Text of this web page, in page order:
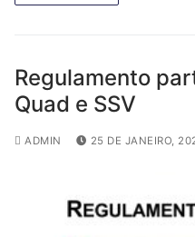
Regulamento
Quad e SSV
ADMIN 25 DE JANEIRO,